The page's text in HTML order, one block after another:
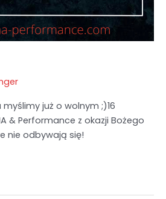
myślimy już o wolnym ;)16
& Performance z okazji Bożego
nie odbywają się!